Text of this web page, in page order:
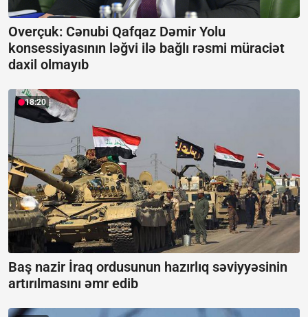
Overçuk: Cənubi Qafqaz Dəmir Yolu
konsessiyasının ləğvi ilə bağlı rəsmi müraciət
daxil olmayıb
18:20
Baş nazir İraq ordusunun hazırlıq səviyyəsinin
artırılmasını əmr edib